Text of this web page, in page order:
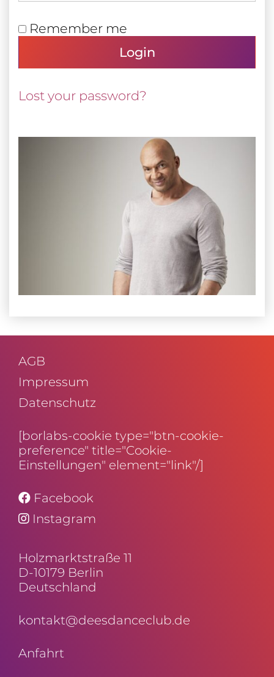
Remember me
Login
Lost your password?
AGB
Impressum
Daten­schutz
[borlabs-cookie type="btn-cookie-
preference" title="Cookie-
Einstellungen" element="link"/]
Facebook
Instagram
Holz­markt­straße 11
D-10179 Berlin
Deutschland
kontakt@deesdanceclub.de
Anfahrt